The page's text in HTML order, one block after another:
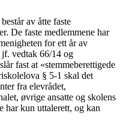
av åtte faste
De faste medlemmene har
for ett år av
vedtak 66/14 og
fast at «stemmeberettigede
§ 5-1 skal det
fra elevrådet,
øvrige ansatte og skolens
har kun uttalerett, og kan